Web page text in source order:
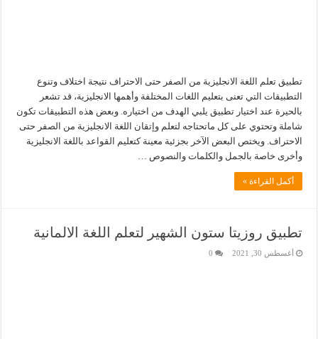
تطبيق تعلم اللغة الانجليزية من الصفر حتى الاحتراف نتيجة اختلاف وتنوع
التطبيقات التي تعنى بتعليم اللغات المختلفة وأهمها الانجليزية، قد تشعر
بالحيرة عند اختيار تطبيق يلبي الهدف من اختياره. وبعض هذه التطبيقات تكون
شاملة وتحتوي على كل ماتحتاجه لتعلم وإتقان اللغة الانجليزية من الصفر حتى
الاحتراف. ويختص البعض الآخر بجزئية معينة كتعليم القواعد باللغة الانجليزية
وأخرى خاصة بالجمل والكلمات والنصوص …
أكمل القراءة »
تطبيق روزيتا ستون الشهير لتعلم اللغة الالمانية
أغسطس 30, 2021 0